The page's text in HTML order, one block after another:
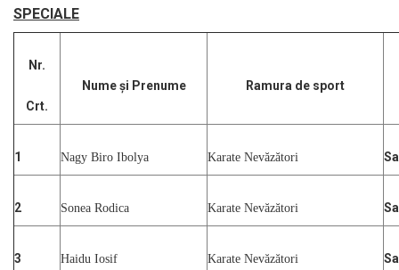
SPECIALE
Nr.
Crt.
Nume și Prenume Ramura de sport
1 Nagy Biro Ibolya Karate Nevăzători
2 Sonea Rodica Karate Nevăzători
3 Haidu Iosif Karate Nevăzători